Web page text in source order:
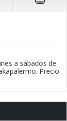
a sábados de
Precio